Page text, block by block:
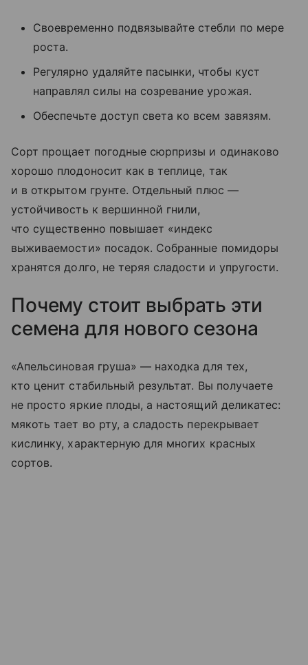
Своевременно подвязывайте стебли по мере
роста.
Регулярно удаляйте пасынки, чтобы куст
направлял силы на созревание урожая.
Обеспечьте доступ света ко всем завязям.
Сорт прощает погодные сюрпризы и одинаково
хорошо плодоносит как в теплице, так
и в открытом грунте. Отдельный плюс —
устойчивость к вершинной гнили,
что существенно повышает «индекс
выживаемости» посадок. Собранные помидоры
хранятся долго, не теряя сладости и упругости.
Почему стоит выбрать эти
семена для нового сезона
«Апельсиновая груша» — находка для тех,
кто ценит стабильный результат. Вы получаете
не просто яркие плоды, а настоящий деликатес:
мякоть тает во рту, а сладость перекрывает
кислинку, характерную для многих красных
сортов.